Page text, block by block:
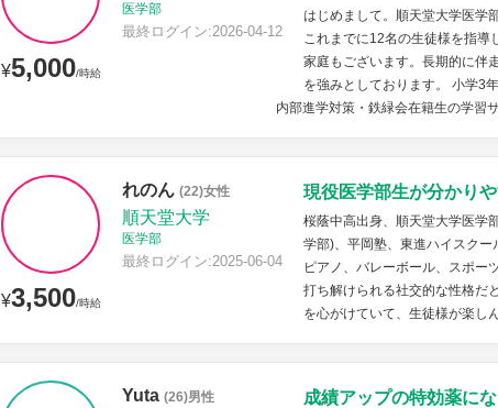
¥5,000/時給
医学部
最終ログイン:2026-04-12
はじめまして。順天堂大学医学
これまでに12名の生徒様を指導
家庭もございます。長期的に伴
を強みとしております。 小学3
内部進学対策・鉄緑会在籍生の学習
¥3,500/時給
れのん (22)女性
順天堂大学
医学部
最終ログイン:2025-06-04
現役医学部生が分かり
桜蔭中高出身、順天堂大学医学
学部)、平岡塾、東進ハイスク
ピアノ、バレーボール、スポー
打ち解けられる社交的な性格だ
を心がけていて、生徒様が楽し
Yuta (26)男性 成績アップの特効薬にな